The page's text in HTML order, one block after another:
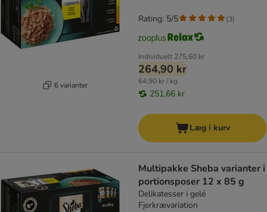
6 varianter
Individuelt 275,60 kr
264,90 kr
64,90 kr / kg
251,66 kr
Rating: 5/5 (3)
Læg i kurv
Multipakke Sheba varianter i
portionsposer 12 x 85 g
Delikatesser i gelé
Fjerkrævariation